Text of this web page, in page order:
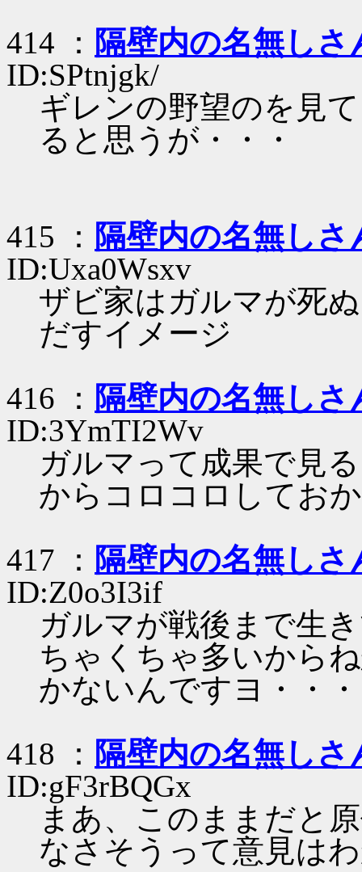
414 ： 隔壁内の名無しさ
ID:SPtnjgk/
ギレンの野望のを見
ると思うが・・・
415 ： 隔壁内の名無しさ
ID:Uxa0Wsxv
ザビ家はガルマが死
だすイメージ
416 ： 隔壁内の名無しさ
ID:3YmTI2Wv
ガルマって成果で見
からコロコロしてお
417 ： 隔壁内の名無しさ
ID:Z0o3I3if
ガルマが戦後まで生
ちゃくちゃ多いから
かないんですヨ・・・
418 ： 隔壁内の名無しさ
ID:gF3rBQGx
まあ、このままだと
なさそうって意見は